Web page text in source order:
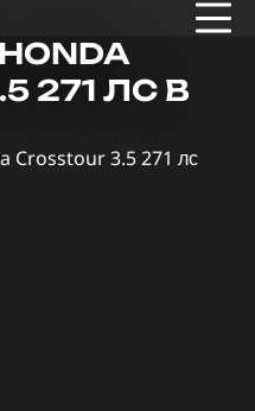
271 ЛС В